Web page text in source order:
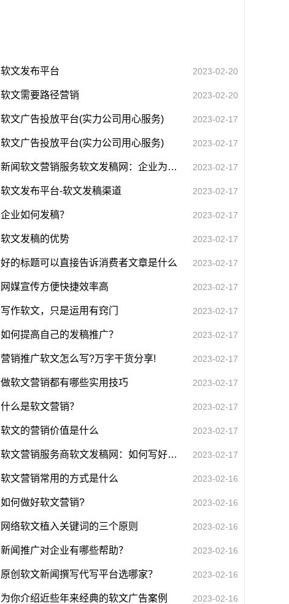
软文发布平台 2023-02-20
软文需要路径营销 2023-02-20
软文广告投放平台(实力公司用心服务) 2023-02-17
软文广告投放平台(实力公司用心服务) 2023-02-17
新闻软文营销服务软文发稿网：企业为什么选择软文营销推广？ 2023-02-17
软文发布平台-软文发稿渠道 2023-02-17
企业如何发稿？ 2023-02-17
软文发稿的优势 2023-02-17
好的标题可以直接告诉消费者文章是什么 2023-02-17
网媒宣传方便快捷效率高 2023-02-17
写作软文，只是运用有窍门 2023-02-17
如何提高自己的发稿推广？ 2023-02-17
营销推广软文怎么写?万字干货分享! 2023-02-17
做软文营销都有哪些实用技巧 2023-02-17
什么是软文营销？ 2023-02-17
软文的营销价值是什么 2023-02-17
软文营销服务商软文发稿网：如何写好一篇“高质量吸引用户”软文 2023-02-17
软文营销常用的方式是什么 2023-02-16
如何做好软文营销? 2023-02-16
网络软文植入关键词的三个原则 2023-02-16
新闻推广对企业有哪些帮助？ 2023-02-16
原创软文新闻撰写代写平台选哪家？ 2023-02-16
为你介绍近些年来经典的软文广告案例 2023-02-16